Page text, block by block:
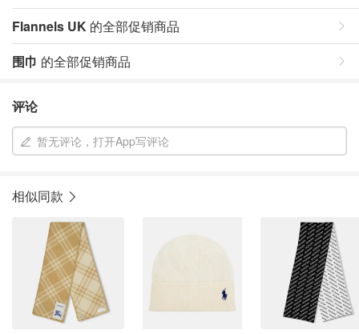
Flannels UK 的全部促销商品
围巾 的全部促销商品
评论
暂无评论，打开App写评论
相似同款